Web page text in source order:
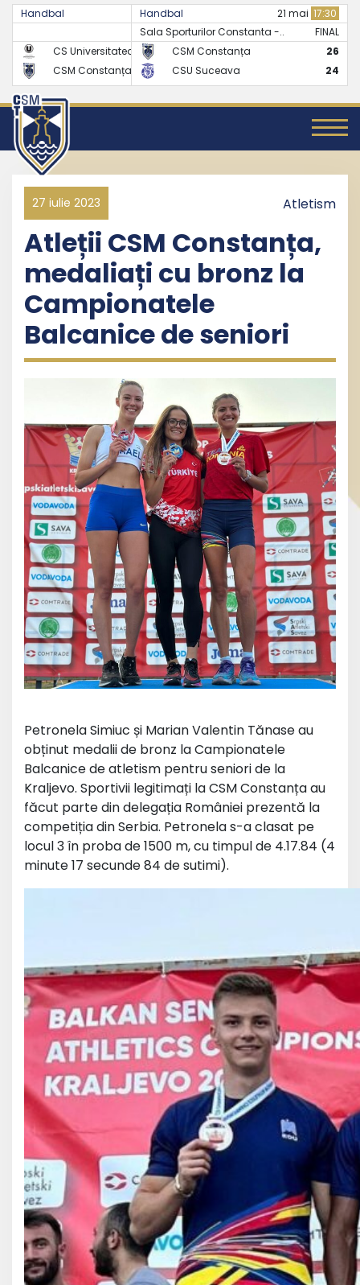
Handbal 07 mai
FINAL
CS Universitatea Cluj
24
CSM Constanța
27
Handbal 21 mai 17:30
Sala Sporturilor Constanta -..
FINAL
CSM Constanța
26
CSU Suceava
24
27 iulie 2023 Atletism
Atleții CSM Constanța,
medaliați cu bronz la
Campionatele
Balcanice de seniori
Petronela Simiuc și Marian Valentin Tănase au
obținut medalii de bronz la Campionatele
Balcanice de atletism pentru seniori de la
Kraljevo. Sportivii legitimați la CSM Constanța au
făcut parte din delegația României prezentă la
competiția din Serbia. Petronela s-a clasat pe
locul 3 în proba de 1500 m, cu timpul de 4.17.84 (4
minute 17 secunde 84 de sutimi).